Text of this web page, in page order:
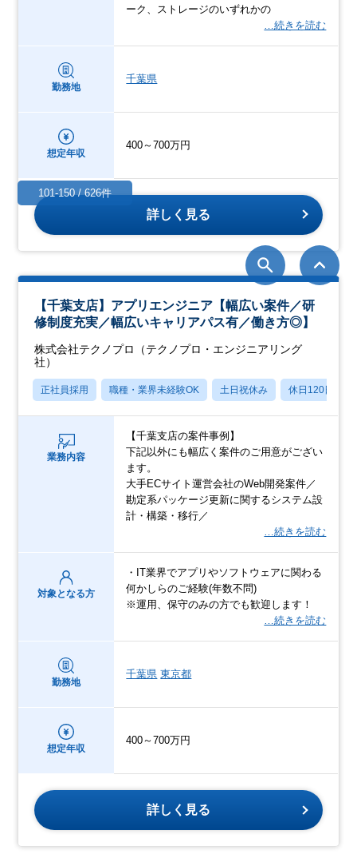
ーク、ストレージのいずれかの
…続きを読む
勤務地
千葉県
想定年収
400～700万円
詳しく見る
【千葉支店】アプリエンジニア【幅広い案件／研
修制度充実／幅広いキャリアパス有／働き方◎】
株式会社テクノプロ（テクノプロ・エンジニアリング
社）
正社員採用 職種・業界未経験OK 土日祝休み 休日120日以上
業務内容
【千葉支店の案件事例】
下記以外にも幅広く案件のご用意がござい
ます。
大手ECサイト運営会社のWeb開発案件／
勘定系パッケージ更新に関するシステム設
計・構築・移行／
…続きを読む
対象となる方
・IT業界でアプリやソフトウェアに関わる
何かしらのご経験(年数不問)
※運用、保守のみの方でも歓迎します！
…続きを読む
勤務地
千葉県 東京都
想定年収
400～700万円
詳しく見る
101-150 / 626件